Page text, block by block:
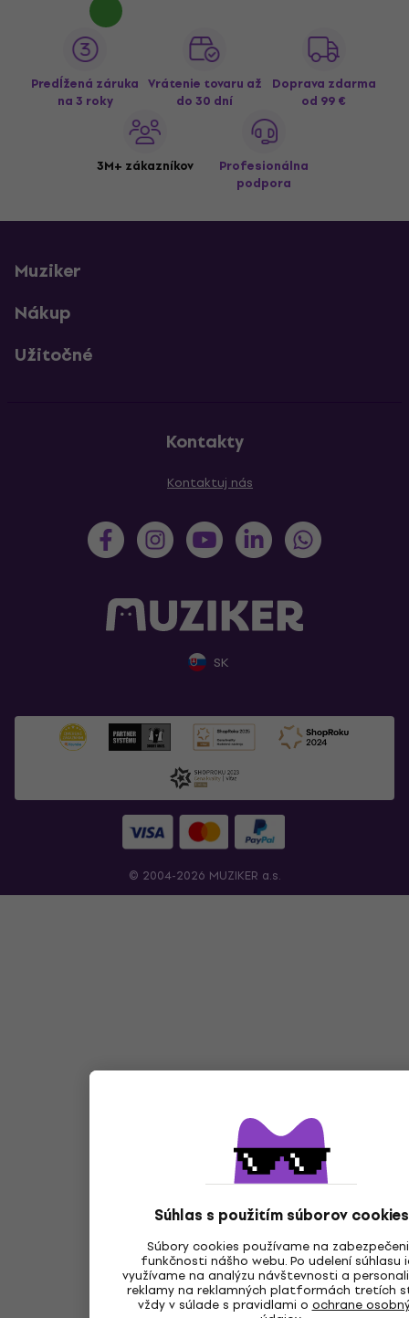
Súhlas s použitím súborov cookies
Súbory cookies používame na
funkčnosti nášho webu. Po udelení súhlasu
využívame na analýzu návštevnosti a
reklamy na reklamných platformách tretích
vždy v súlade s pravidlami o ochrane
Predĺžená záruka
na 3 roky
Vrátenie tovaru až
do 30 dní
Doprava zdarma
od 99 €
3M+ zákazníkov
Profesionálna
podpora
Muziker
Nákup
Užitočné
Kontakty
Kontaktuj nás
SK
© 2004-2026 MUZIKER a.s.